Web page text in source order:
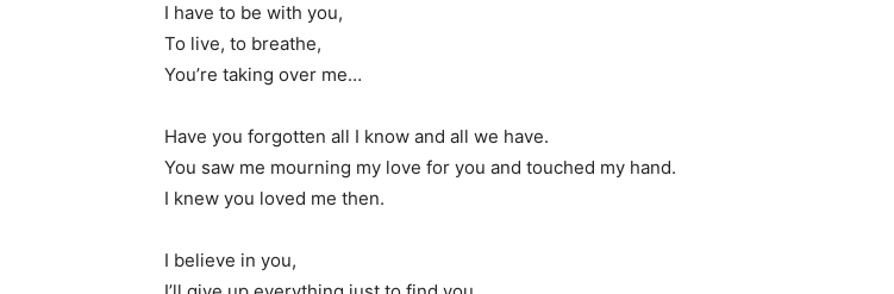
I have to be with you,
To live, to breathe,
You’re taking over me…
Have you forgotten all I know and all we have.
You saw me mourning my love for you and touched my hand.
I knew you loved me then.
I believe in you,